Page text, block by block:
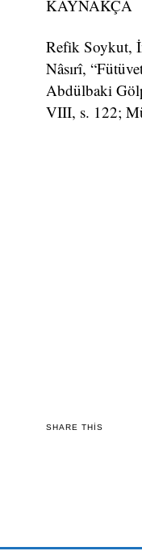
KAYNAKÇA
Refik Soykut,
Nâsırî,
Abdülbaki
VIII, s. 122;
SHARE THIS